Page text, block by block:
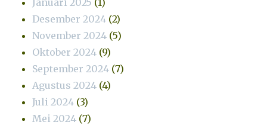
Desember 2024 (2)
November 2024 (5)
Oktober 2024 (9)
September 2024 (7)
Agustus 2024 (4)
Juli 2024 (3)
Mei 2024 (7)